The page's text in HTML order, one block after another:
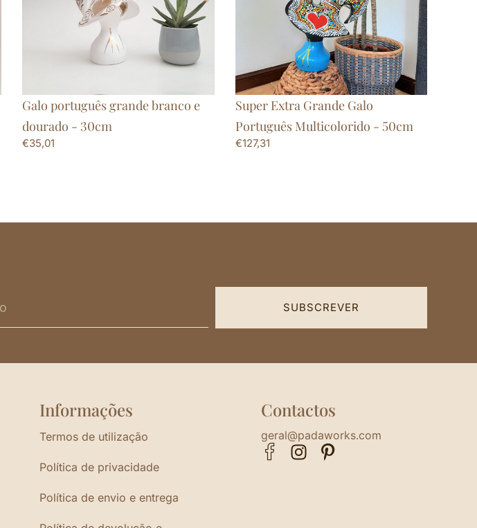
Galo português grande branco e
dourado - 30cm
€35,01
Super Extra Grande Galo
Português Multicolorido - 50cm
€127,31
SUBSCREVER
Informações
Termos de utilização
Política de privacidade
Política de envio e entrega
Contactos
geral@padaworks.com